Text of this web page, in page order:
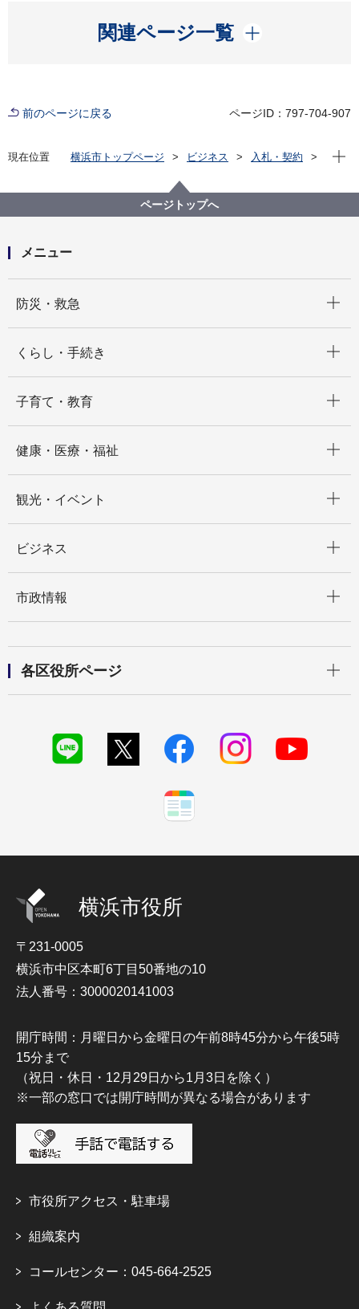
関連ページ一覧
開く
前のページに戻る ページID：797-704-907
現在位置 横浜市トップページ ビジネス
入札・契約
【入札結果掲載】【公募型指名競争入札】市庁舎内移
転業務委託
現在
ページトップへ
メニュー
防災・救急
くらし・手続き
子育て・教育
健康・医療・福祉
観光・イベント
ビジネス
市政情報
各区役所ページ
横浜市役所
〒231-0005
横浜市中区本町6丁目50番地の10
法人番号：3000020141003
開庁時間：月曜日から金曜日の午前8時45分から午後5時
15分まで
（祝日・休日・12月29日から1月3日を除く）
※一部の窓口では開庁時間が異なる場合があります
市役所アクセス・駐車場
組織案内
コールセンター：045-664-2525